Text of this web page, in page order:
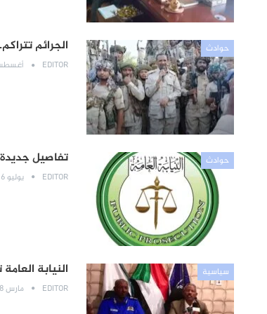
حوادث الجرائم
EDITOR أغسطس 6,
حوادث تفاصيل
EDITOR يوليو 16, 2025
سياسية النيابة
EDITOR مارس 18, 2025